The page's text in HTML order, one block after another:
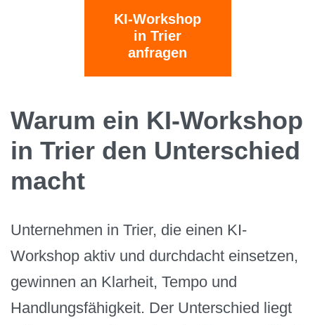
KI-Workshop
in Trier
anfragen
Warum ein KI-Workshop
in Trier den Unterschied
macht
Unternehmen in Trier, die einen KI-
Workshop aktiv und durchdacht einsetzen,
gewinnen an Klarheit, Tempo und
Handlungsfähigkeit. Der Unterschied liegt